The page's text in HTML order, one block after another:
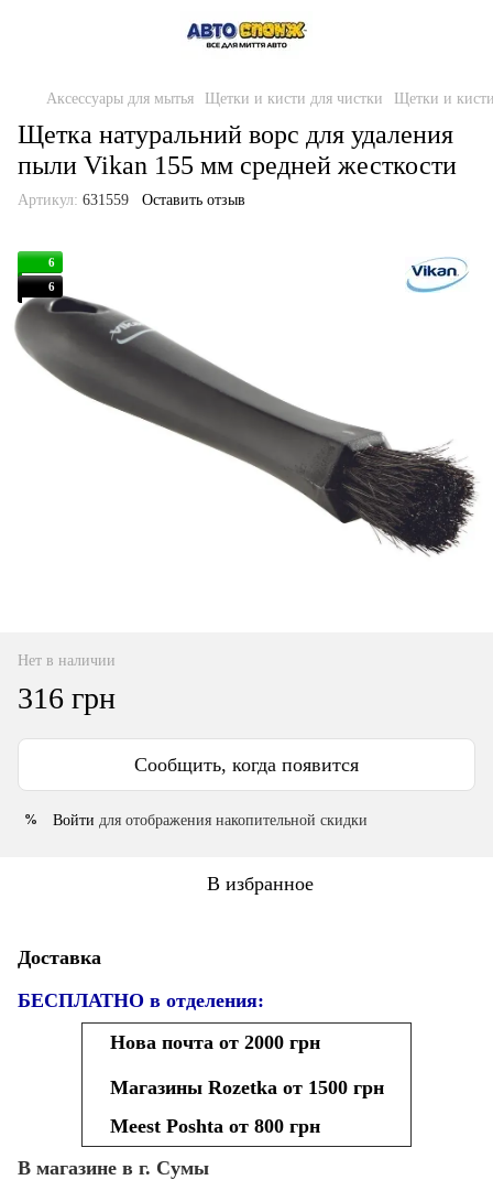
Аксессуары для мытья Щетки и кисти для чистки Щетки и
Щетка натуральний ворс для удаления
пыли Vikan 155 мм средней жесткости
Артикул: 631559 Оставить отзыв
6
6
Нет в наличии
316 грн
Сообщить, когда появится
% Войти для отображения накопительной скидки
В избранное
Доставка
БЕСПЛАТНО в отделения:
Нова почта от 2000 грн
Магазины Rozetka от 1500 грн
Meest Poshta от 800 грн
В магазине в г. Сумы